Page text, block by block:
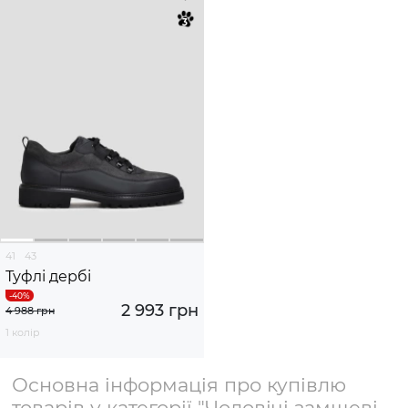
41 43
Туфлі дербі
2 993 грн
4 988 грн
1 колір
Основна інформація про купівлю